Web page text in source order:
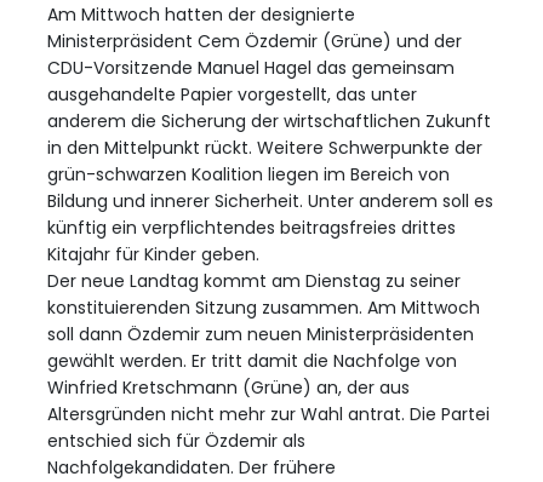
Am Mittwoch hatten der designierte
Ministerpräsident Cem Özdemir (Grüne) und der
CDU-Vorsitzende Manuel Hagel das gemeinsam
ausgehandelte Papier vorgestellt, das unter
anderem die Sicherung der wirtschaftlichen Zukunft
in den Mittelpunkt rückt. Weitere Schwerpunkte der
grün-schwarzen Koalition liegen im Bereich von
Bildung und innerer Sicherheit. Unter anderem soll es
künftig ein verpflichtendes beitragsfreies drittes
Kitajahr für Kinder geben.
Der neue Landtag kommt am Dienstag zu seiner
konstituierenden Sitzung zusammen. Am Mittwoch
soll dann Özdemir zum neuen Ministerpräsidenten
gewählt werden. Er tritt damit die Nachfolge von
Winfried Kretschmann (Grüne) an, der aus
Altersgründen nicht mehr zur Wahl antrat. Die Partei
entschied sich für Özdemir als
Nachfolgekandidaten. Der frühere